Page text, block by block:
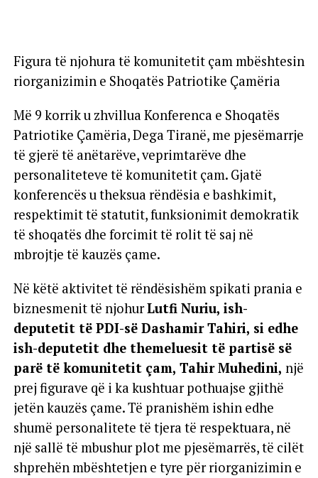
Figura të njohura të komunitetit çam mbështesin
riorganizimin e Shoqatës Patriotike Çamëria
Më 9 korrik u zhvillua Konferenca e Shoqatës
Patriotike Çamëria, Dega Tiranë, me pjesëmarrje
të gjerë të anëtarëve, veprimtarëve dhe
personaliteteve të komunitetit çam. Gjatë
konferencës u theksua rëndësia e bashkimit,
respektimit të statutit, funksionimit demokratik
të shoqatës dhe forcimit të rolit të saj në
mbrojtje të kauzës çame.
Në këtë aktivitet të rëndësishëm spikati prania e
biznesmenit të njohurLutfi Nuriu, ish-
deputetit të PDI-së Dashamir Tahiri, si edhe
ish-deputetit dhe themeluesit të partisë së
parë të komunitetit çam, Tahir Muhedini, një
prej figurave që i ka kushtuar pothuajse gjithë
jetën kauzës çame. Të pranishëm ishin edhe
shumë personalitete të tjera të respektuara, në
një sallë të mbushur plot me pjesëmarrës, të cilët
shprehën mbështetjen e tyre për riorganizimin e